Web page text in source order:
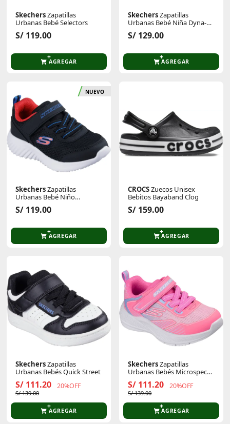
SkechersZapatillas
Urbanas Bebé Selectors
S/ 119.00
AGREGAR
SkechersZapatillas
Urbanas Bebé Niña Dyna-
Lite
S/ 129.00
AGREGAR
NUEVO
SkechersZapatillas
Urbanas Bebé Niño
Bounder
S/ 119.00
AGREGAR
CROCSZuecos Unisex
Bebitos Bayaband Clog
S/ 159.00
AGREGAR
SkechersZapatillas
Urbanas Bebés Quick Street
S/ 111.20 20%OFF
S/ 139.00
AGREGAR
SkechersZapatillas
Urbanas Bebés Microspec
S/ 111.20 20%OFF
S/ 139.00
AGREGAR